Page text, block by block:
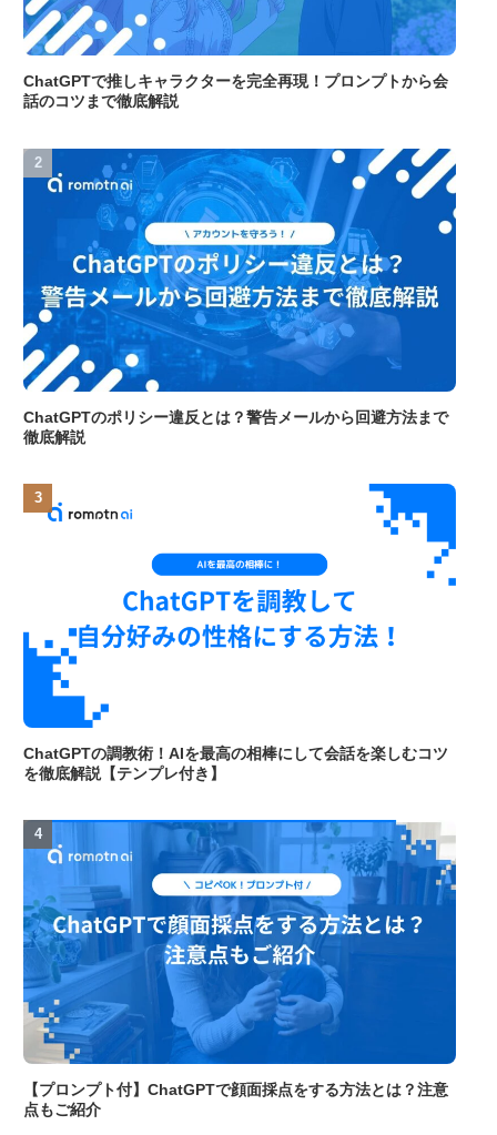
ChatGPTで推しキャラクターを完全再現！プロンプトから会
話のコツまで徹底解説
ChatGPTのポリシー違反とは？警告メールから回避方法まで
徹底解説
ChatGPTの調教術！AIを最高の相棒にして会話を楽しむコツ
を徹底解説【テンプレ付き】
【プロンプト付】ChatGPTで顔面採点をする方法とは？注意
点もご紹介